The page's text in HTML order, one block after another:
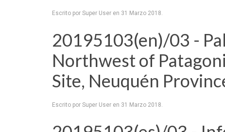
Escrito por Super User en 31 Marzo 2018.
20195103(en)/03 -
Northwest of
Site, Neuquén
Escrito por Super User en 31 Marzo 2018.